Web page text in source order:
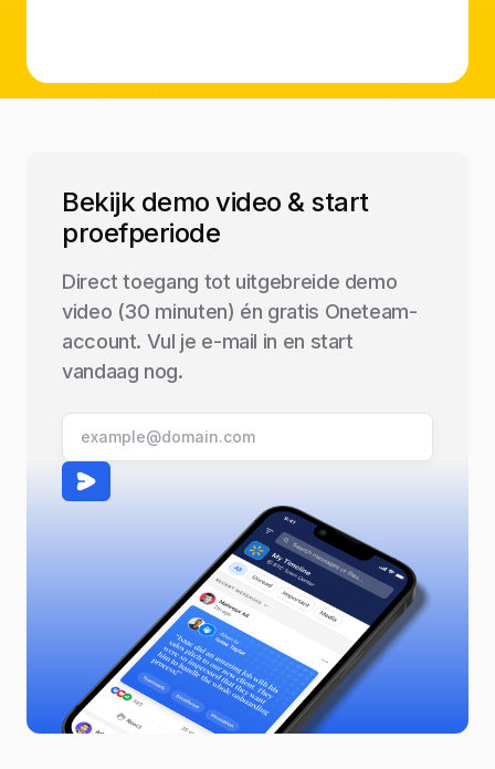
Bekijk demo video & start
proefperiode
Direct toegang tot uitgebreide demo
video (30 minuten) én gratis Oneteam-
account. Vul je e-mail in en start
vandaag nog.